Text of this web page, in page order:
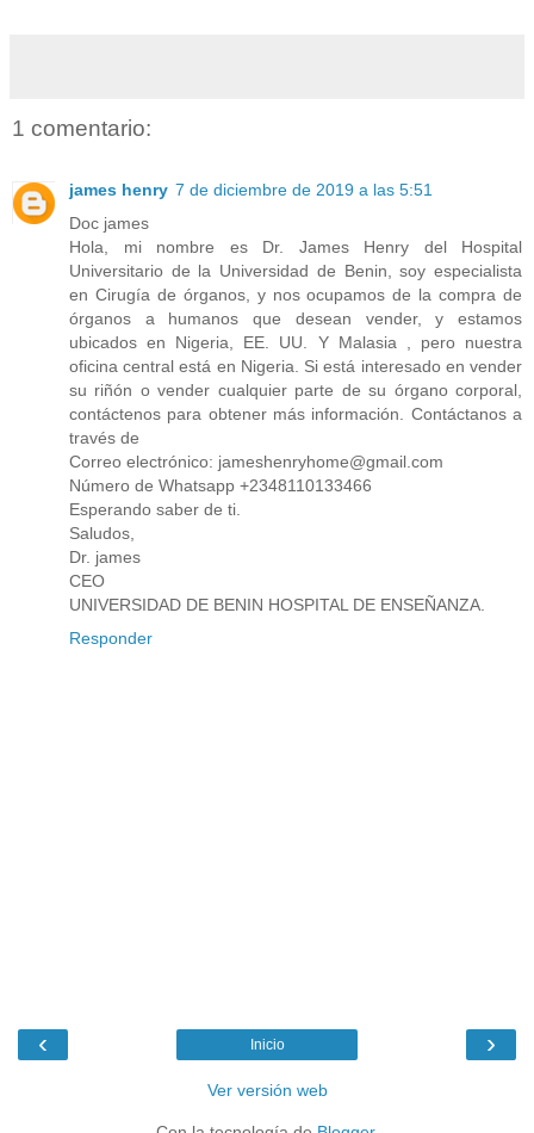
1 comentario:
james henry 7 de diciembre de 2019 a las 5:51
Doc james
Hola, mi nombre es Dr. James Henry del Hospital
Universitario de la Universidad de Benin, soy especialista
en Cirugía de órganos, y nos ocupamos de la compra de
órganos a humanos que desean vender, y estamos
ubicados en Nigeria, EE. UU. Y Malasia , pero nuestra
oficina central está en Nigeria. Si está interesado en vender
su riñón o vender cualquier parte de su órgano corporal,
contáctenos para obtener más información. Contáctanos a
través de
Correo electrónico: jameshenryhome@gmail.com
Número de Whatsapp +2348110133466
Esperando saber de ti.
Saludos,
Dr. james
CEO
UNIVERSIDAD DE BENIN HOSPITAL DE ENSEÑANZA.
Responder
‹ ›
Inicio
Ver versión web